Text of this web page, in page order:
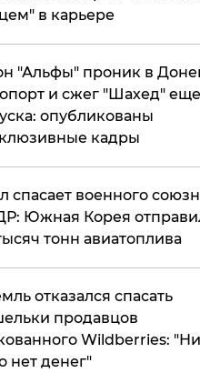
в карьере
"Альфы" проник в
и сжег "Шахед"
опубликованы
кадры
спасает военного
Южная Корея
тонн авиатоплива
отказался спасать
продавцов
Wildberries:
нет денег"